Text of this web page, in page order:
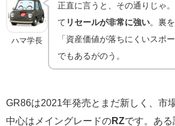
ハマ学長
正直に言うと、その通りじゃ
て リセールが非常に強い 。裏
「資産価値が落ちにくいスポ
でもあるがのう。
GR86は2021年発売とまだ新しく、市
中心はメイングレードのRZです。あ